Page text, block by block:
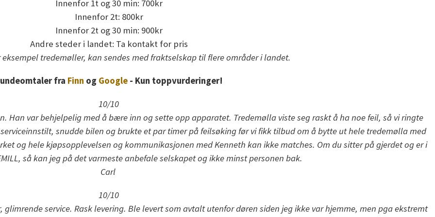
Innenfor 1t og 30 min: 700kr
Innenfor 2t: 800kr
Innenfor 2t og 30 min: 900kr
Andre steder i landet: Ta kontakt for pris
eksempel tredemøller, kan sendes med fraktselskap til flere områder i landet.
fra Finn og Google - Kun toppvurderinger!
10/10
Han var behjelpelig med å bære inn og sette opp apparatet. Tredemølla viste seg raskt å ha noe feil, så vi ringte
snudde bilen og brukte et par timer på feilsøking før vi fikk tilbud om å bytte ut hele tredemølla med
og hele kjøpsopplevelsen og kommunikasjonen med Kenneth kan ikke matches. Om du sitter på gjerdet og er i
så kan jeg på det varmeste anbefale selskapet og ikke minst personen bak.
Carl
10/10
service. Rask levering. Ble levert som avtalt utenfor døren siden jeg ikke var hjemme, men pga ekstremt